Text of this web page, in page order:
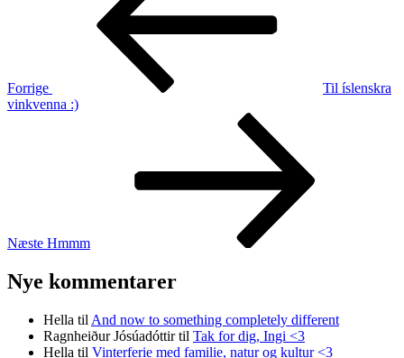
Forrige
Til íslenskra
vinkvenna :)
Næste Hmmm
Nye kommentarer
Hella til And now to something completely different
Ragnheiður Jósúadóttirtil Tak for dig, Ingi <3
Hella til Vinterferie med familie, natur og kultur <3